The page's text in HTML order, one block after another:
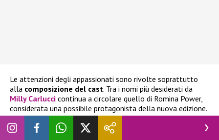
Le attenzioni degli appassionati sono rivolte soprattutto
alla composizione del cast. Tra i nomi più desiderati da
Milly Carlucci continua a circolare quello di Romina Power,
considerata una possibile protagonista della nuova edizione.
La cantante, però, ha recentemente confermato a
SuperGuida TVla propria volontà di non partecipare al